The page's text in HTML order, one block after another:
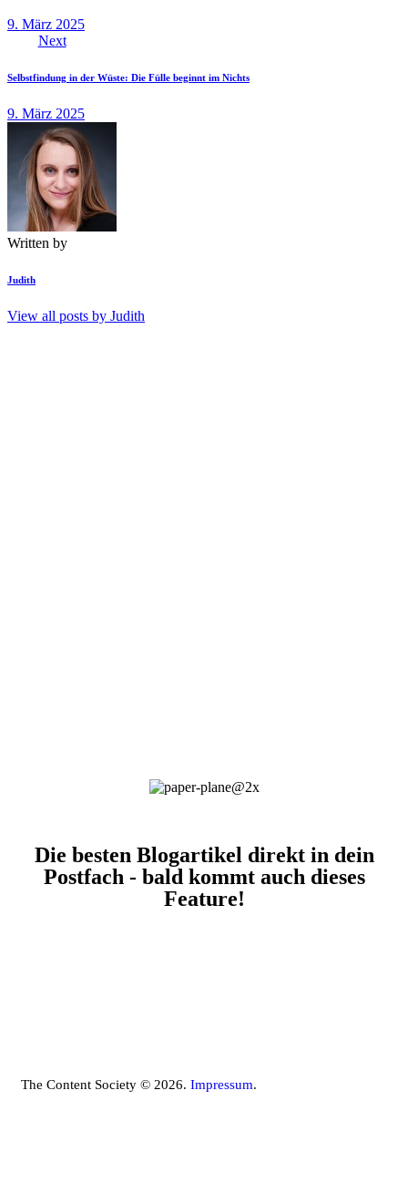
9. März 2025
Next
Selbstfindung in der Wüste: Die Fülle beginnt im Nichts
9. März 2025
Written by
Judith
View all posts by Judith
Die besten Blogartikel direkt in dein
Postfach - bald kommt auch dieses
Feature!
The Content Society © 2026. Impressum.